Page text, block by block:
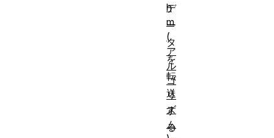
デ
ー
タ
を
転
送
す
る
h
m
(
ア
ル
ゴ
リ
ズ
ム